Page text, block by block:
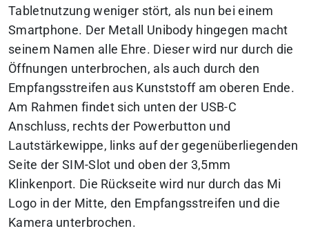
Tabletnutzung weniger stört, als nun bei einem
Smartphone. Der Metall Unibody hingegen macht
seinem Namen alle Ehre. Dieser wird nur durch die
Öffnungen unterbrochen, als auch durch den
Empfangsstreifen aus Kunststoff am oberen Ende.
Am Rahmen findet sich unten der USB-C
Anschluss, rechts der Powerbutton und
Lautstärkewippe, links auf der gegenüberliegenden
Seite der SIM-Slot und oben der 3,5mm
Klinkenport. Die Rückseite wird nur durch das Mi
Logo in der Mitte, den Empfangsstreifen und die
Kamera unterbrochen.